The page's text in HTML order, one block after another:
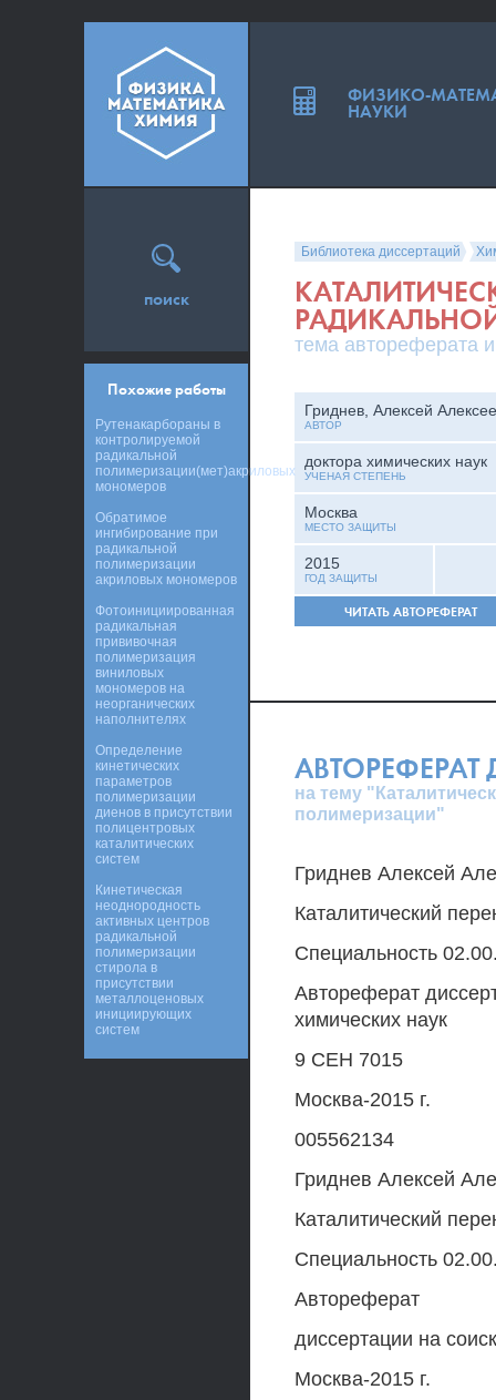
Библиотека диссертаций
тема автореферата
Гриднев, Алексей
АВТОР
доктора химических наук
УЧЕНАЯ СТЕПЕНЬ
Москва
МЕСТО ЗАЩИТЫ
2015
ГОД ЗАЩИТЫ
ЧИТАТЬ АВТОРЕФЕРАТ
АВТОРЕФЕРАТ
на тему
полимеризации"
Гриднев Алексей
Каталитический
Специальность
Автореферат
химических наук
9 СЕН 7015
Москва-2015 г.
005562134
Гриднев Алексей
Каталитический
Специальность
Автореферат
диссертации на
Москва-2015 г.
поиск
Похожие работы
Рутенакарбораны в
контролируемой
радикальной
полимеризации(мет)акриловых
мономеров
Обратимое
ингибирование при
радикальной
полимеризации
акриловых мономеров
Фотоинициированная
радикальная
прививочная
полимеризация
виниловых
мономеров на
неорганических
наполнителях
Определение
кинетических
параметров
полимеризации
диенов в присутствии
полицентровых
каталитических
систем
Кинетическая
неоднородность
активных центров
радикальной
полимеризации
стирола в
присутствии
металлоценовых
инициирующих
систем
ФИЗИКО-
НАУКИ